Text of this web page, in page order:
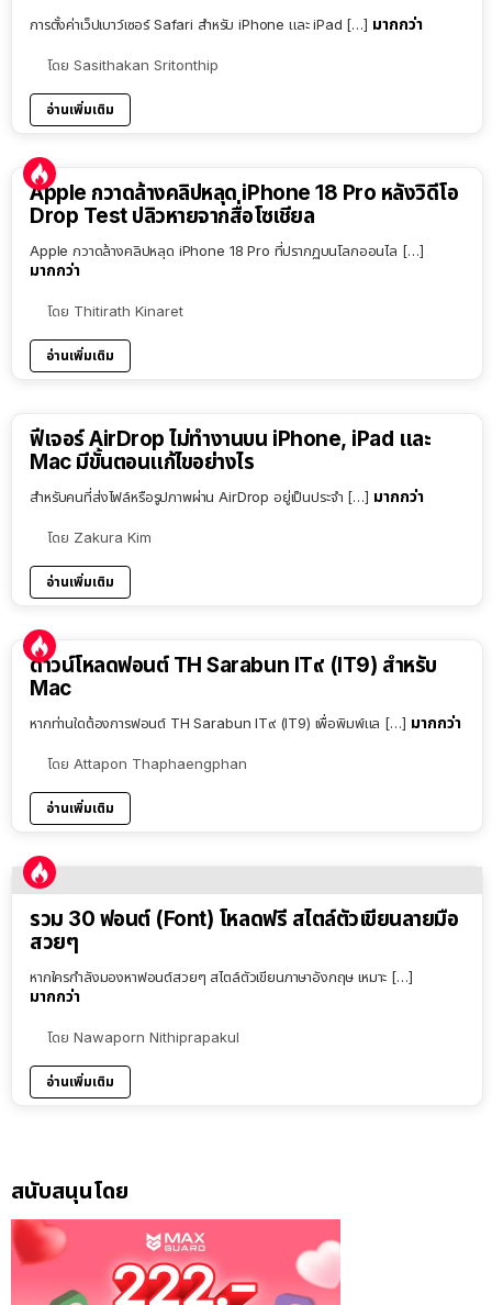
การตั้งค่าเว็ปเบาว์เซอร์ Safari สำหรับ iPhone และ iPad […] มากกว่า
โดย Sasithakan Sritonthip
อ่านเพิ่มเติม
Apple กวาดล้างคลิปหลุด iPhone 18 Pro หลังวิดีโอ
Drop Test ปลิวหายจากสื่อโซเชียล
Apple กวาดล้างคลิปหลุด iPhone 18 Pro ที่ปรากฏบนโลกออนไล […]
มากกว่า
โดย Thitirath Kinaret
อ่านเพิ่มเติม
ฟีเจอร์ AirDrop ไม่ทำงานบน iPhone, iPad และ
Mac มีขั้นตอนแก้ไขอย่างไร
สำหรับคนที่ส่งไฟล์หรือรูปภาพผ่าน AirDrop อยู่เป็นประจำ […] มากกว่า
โดย Zakura Kim
อ่านเพิ่มเติม
ดาวน์โหลดฟอนต์ TH Sarabun IT๙ (IT9) สำหรับ
Mac
หากท่านใดต้องการฟอนต์ TH Sarabun IT๙ (IT9) เพื่อพิมพ์แล […] มากกว่า
โดย Attapon Thaphaengphan
อ่านเพิ่มเติม
รวม 30 ฟอนต์ (Font) โหลดฟรี สไตล์ตัวเขียนลายมือ
สวยๆ
หากใครกำลังมองหาฟอนต์สวยๆ สไตล์ตัวเขียนภาษาอังกฤษ เหมาะ […]
มากกว่า
โดย Nawaporn Nithiprapakul
อ่านเพิ่มเติม
สนับสนุนโดย